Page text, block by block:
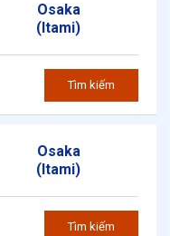
Osaka
(Itami)
Tìm kiếm
Osaka
(Itami)
Tìm kiếm